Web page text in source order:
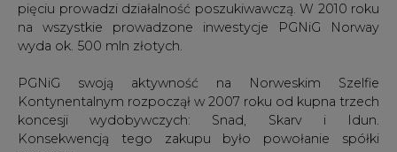
PGNiG swoją aktywność na Norweskim Szelfie
Kontynentalnym rozpoczął w 2007 roku od kupna trzech
koncesji wydobywczych: Snad, Skarv i Idun.
PGNiG Norway.
Działalność na NSK ma ścisły związek z planami wzrostu
wydobycia gazu ziemnego i ropy. Rozpoczęcie
wydobycia gazu ziemnego w Norwegii planowane jest w